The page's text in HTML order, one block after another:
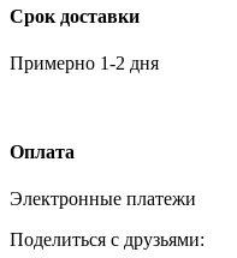
Срок доставки
Примерно 1-2 дня
Оплата
Электронные платежи
Поделиться с друзьями: